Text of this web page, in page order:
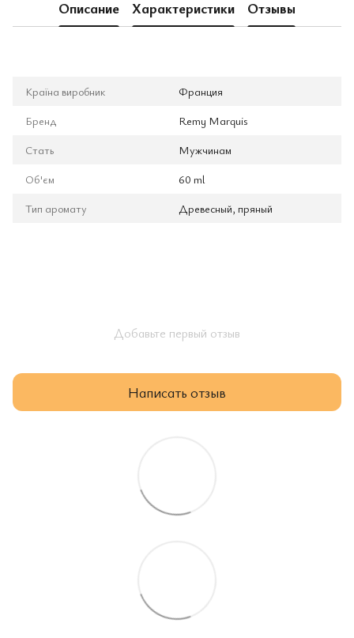
Описание Характеристики Отзывы
Країна виробник
Франция
Бренд
Remy Marquis
Стать
Мужчинам
Об'єм
60 ml
Тип аромату
Древесный, пряный
Добавьте первый отзыв
Написать отзыв